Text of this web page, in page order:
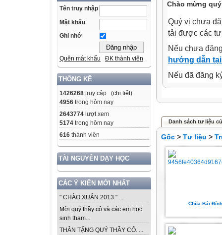
Tên truy nhập
Mật khẩu
Ghi nhớ
Quên mật khẩu ĐK thành viên
THỐNG KÊ
1426268 truy cập (chi tiết)
4956 trong hôm nay
2643774 lượt xem
5174 trong hôm nay
616 thành viên
TÀI NGUYÊN DẠY HỌC
CÁC Ý KIẾN MỚI NHẤT
" CHÀO XUÂN 2013 " ...
Mời quý thầy cô và các em học
sinh tham...
THÂN TẶNG QUÝ THẦY CÔ. ...
Chào mừng
Quý vị chưa
tải được các
Nếu chưa
hướng dẫn
Nếu đã đăng
Danh sách tư liệu
Gốc > Tư liệu >
Chùa Bái Đính